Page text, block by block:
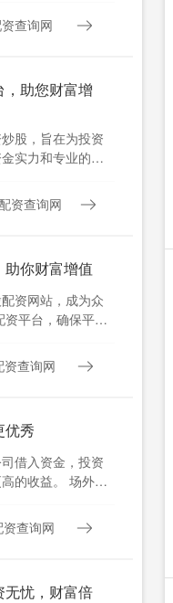
查询网
助您财富增
股，旨在为投资
实力和专业的风
资查询网
你财富增值
资网站，成为众
平台，确保平台
资查询网
优秀
借入资金，投资
的收益。 场外股
查询网
无忧，财富倍